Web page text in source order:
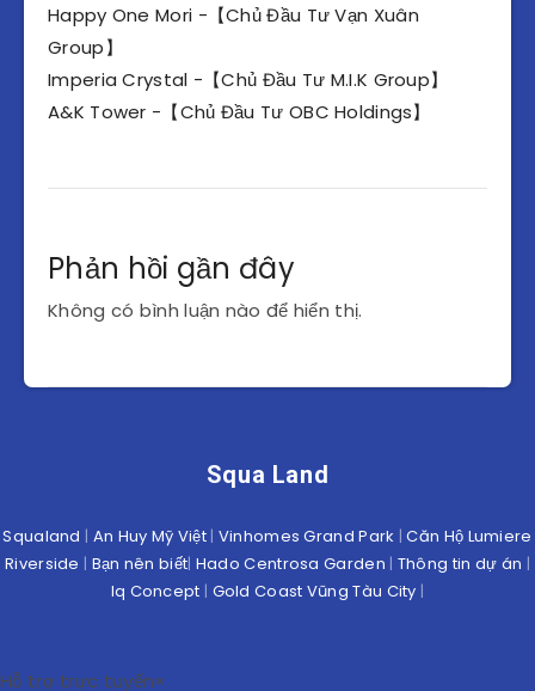
Happy One Mori -【Chủ Đầu Tư Vạn Xuân
Group】
Imperia Crystal -【Chủ Đầu Tư M.I.K Group】
A&K Tower -【Chủ Đầu Tư OBC Holdings】
Phản hồi gần đây
Không có bình luận nào để hiển thị.
Squa Land
Squaland | An Huy Mỹ Việt | Vinhomes Grand Park |Căn Hộ Lumiere
Riverside | Bạn nên biết| Hado Centrosa Garden | Thông tin dự án |
Iq Concept | Gold Coast Vũng Tàu City |
Hỗ trợ trực tuyến×